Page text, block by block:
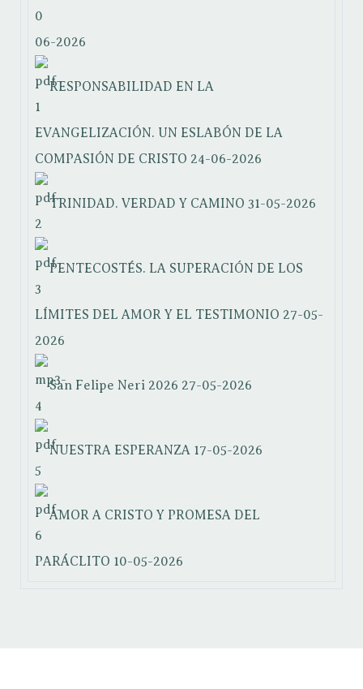
06-2026
RESPONSABILIDAD EN LA
EVANGELIZACIÓN. UN ESLABÓN DE LA
COMPASIÓN DE CRISTO 24-06-2026
TRINIDAD. VERDAD Y CAMINO 31-05-2026
PENTECOSTÉS. LA SUPERACIÓN DE LOS
LÍMITES DEL AMOR Y EL TESTIMONIO 27-05-
2026
San Felipe Neri 2026 27-05-2026
NUESTRA ESPERANZA 17-05-2026
AMOR A CRISTO Y PROMESA DEL
PARÁCLITO 10-05-2026